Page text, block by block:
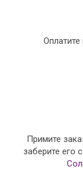
Примите
заберите его